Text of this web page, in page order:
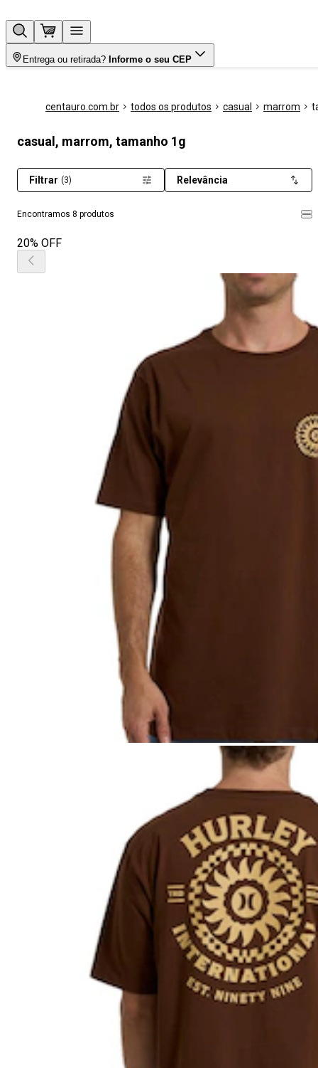
Entrega ou retirada? Informe o seu CEP
centauro.com.br todos os produtos casual marrom
casual, marrom, tamanho 1g
Encontramos 8 produtos
Filtrar (3) Relevância
20% OFF